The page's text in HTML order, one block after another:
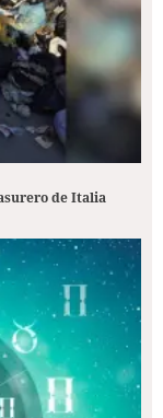
de Italia